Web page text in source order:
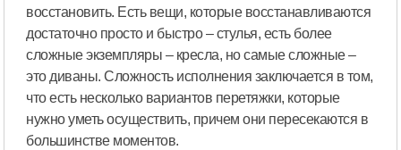
восстановить. Есть вещи, которые восстанавливаются
достаточно просто и быстро – стулья, есть более
сложные экземпляры – кресла, но самые сложные –
это диваны. Сложность исполнения заключается в том,
что есть несколько вариантов перетяжки, которые
нужно уметь осуществить, причем они пересекаются в
большинстве моментов.